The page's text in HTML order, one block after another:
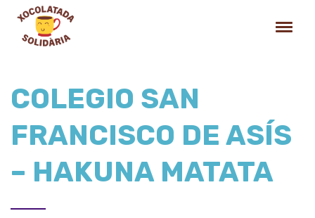
COLEGIO SAN
FRANCISCO DE ASÍS
– HAKUNA MATATA